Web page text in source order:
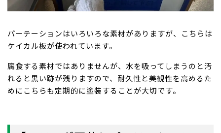
パーテーションはいろいろな素材がありますが、こちらは
ケイカル板が使われています。
腐食する素材ではありませんが、水を吸ってしまうのと汚
れると黒い跡が残りますので、耐久性と美観性を高めるた
めにこちらも定期的に塗装することが大切です。